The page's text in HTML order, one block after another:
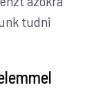
tudni